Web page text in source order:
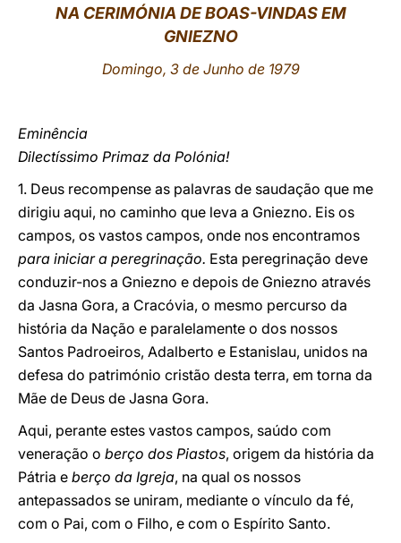
NA CERIMÓNIA DE BOAS-VINDAS EM
GNIEZNO
Domingo, 3 de Junho de 1979
Eminência
Dilectíssimo Primaz da Polónia!
1. Deus recompense as palavras de saudação que me
dirigiu aqui, no caminho que leva a Gniezno. Eis os
campos, os vastos campos, onde nos encontramos
para iniciar a peregrinação. Esta peregrinação deve
conduzir-nos a Gniezno e depois de Gniezno através
da Jasna Gora, a Cracóvia, o mesmo percurso da
história da Nação e paralelamente o dos nossos
Santos Padroeiros, Adalberto e Estanislau, unidos na
defesa do património cristão desta terra, em torna da
Mãe de Deus de Jasna Gora.
Aqui, perante estes vastos campos, saúdo com
veneração o berço dos Piastos, origem da história da
Pátria e berço da Igreja, na qual os nossos
antepassados se uniram, mediante o vínculo da fé,
com o Pai, com o Filho, e com o Espírito Santo.